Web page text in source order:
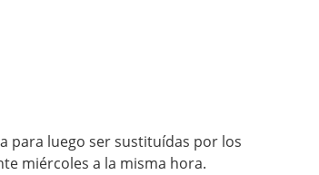
para luego ser sustituídas por los
miércoles a la misma hora.